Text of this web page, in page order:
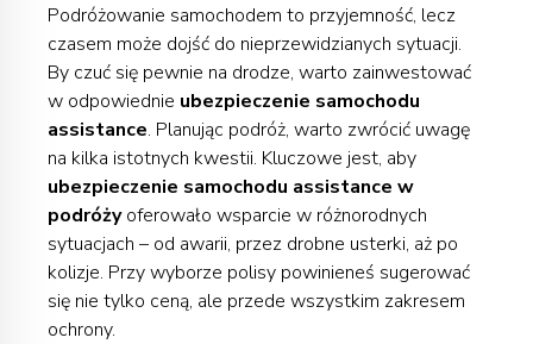
Podróżowanie samochodem to przyjemność, lecz
czasem może dojść do nieprzewidzianych sytuacji.
By czuć się pewnie na drodze, warto zainwestować
w odpowiednie ubezpieczenie samochodu
assistance. Planując podróż, warto zwrócić uwagę
na kilka istotnych kwestii. Kluczowe jest, aby
ubezpieczenie samochodu assistance w
podróżyoferowało wsparcie w różnorodnych
sytuacjach – od awarii, przez drobne usterki, aż po
kolizje. Przy wyborze polisy powinieneś sugerować
się nie tylko ceną, ale przede wszystkim zakresem
ochrony.